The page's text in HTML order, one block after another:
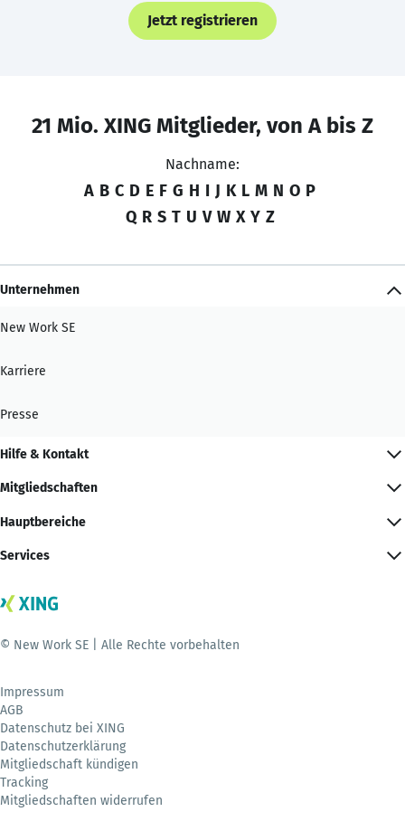
Jetzt registrieren
21 Mio. XING Mitglieder, von A bis Z
Nachname:
A B C D E F G H I J K L M N O P
Q R S T U V W X Y Z
Unternehmen
New Work SE
Karriere
Presse
Hilfe & Kontakt
Mitgliedschaften
Hauptbereiche
Services
© New Work SE | Alle Rechte vorbehalten
Impressum
AGB
Datenschutz bei XING
Datenschutzerklärung
Mitgliedschaft kündigen
Tracking
Mitgliedschaften widerrufen